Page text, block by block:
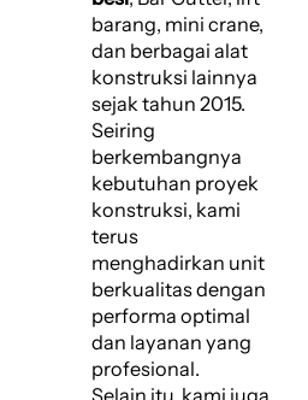
barang, mini crane,
dan berbagai alat
konstruksi lainnya
sejak tahun 2015.
Seiring
berkembangnya
kebutuhan proyek
konstruksi, kami
terus
menghadirkan unit
berkualitas dengan
performa optimal
dan layanan yang
profesional.
Selain itu, kami juga